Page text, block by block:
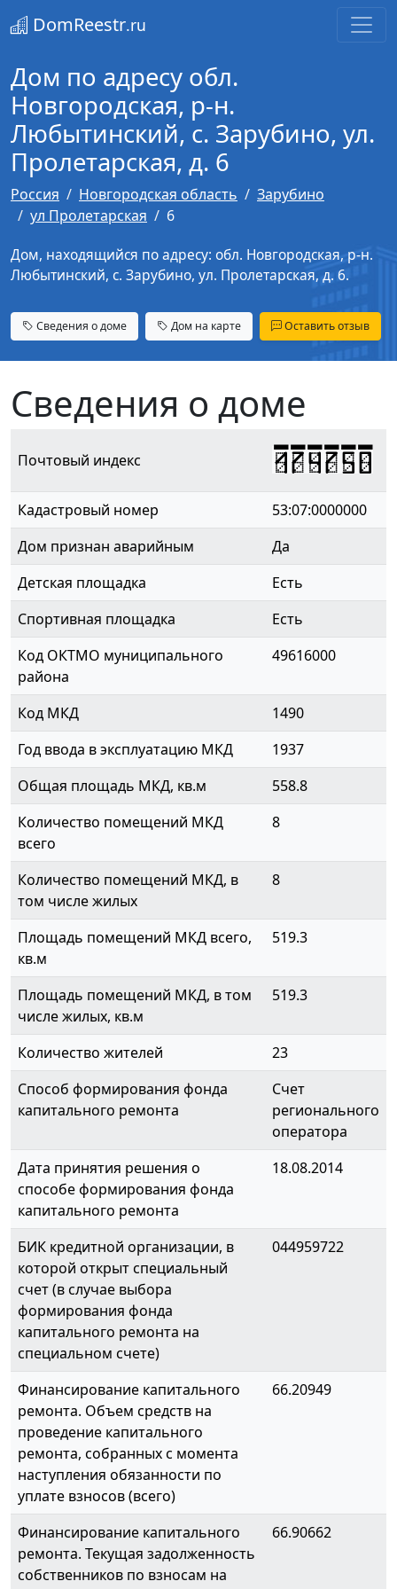
DomReestr.ru
Дом по адресу обл.
Новгородская, р-н.
Любытинский, с. Зарубино, ул.
Пролетарская, д. 6
Россия Новгородская область
Зарубино
ул Пролетарская
6
Дом, находящийся по адресу: обл. Новгородская, р-н.
Любытинский, с. Зарубино, ул. Пролетарская, д. 6.
Сведения о доме Дом на карте Оставить отзыв
Сведения о доме
Почтовый индекс 174750
Кадастровый номер
53:07:0000000
Дом признан аварийным
Да
Детская площадка
Есть
Спортивная площадка
Есть
Код ОКТМО муниципального
района
49616000
Код МКД
1490
Год ввода в эксплуатацию МКД
1937
Общая площадь МКД, кв.м
558.8
Количество помещений МКД
всего
8
Количество помещений МКД, в
том числе жилых
8
Площадь помещений МКД всего,
кв.м
519.3
Площадь помещений МКД, в том
числе жилых, кв.м
519.3
Количество жителей
23
Способ формирования фонда
капитального ремонта
Счет
регионального
оператора
Дата принятия решения о
способе формирования фонда
капитального ремонта
18.08.2014
БИК кредитной организации, в
которой открыт специальный
счет (в случае выбора
формирования фонда
капитального ремонта на
специальном счете)
044959722
Финансирование капитального
ремонта. Объем средств на
проведение капитального
ремонта, собранных с момента
наступления обязанности по
уплате взносов (всего)
66.20949
Финансирование капитального
ремонта. Текущая задолженность
собственников по взносам на
66.90662